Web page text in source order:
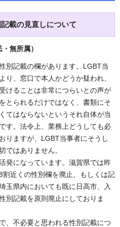
載の見直しについて
無所属）
別記載の欄があります。LGBT当
り、窓口で本人かどうか疑われ、
けることは非常につらいとの声が
とられるだけではなく、書類にそ
てはならないというそれ自体が当
す。法令上、業務上どうしても必
りますが、LGBT当事者にそうし
ではありません。
発になっています。滋賀県では昨
近くの性別欄を廃止、もしくは記
玉県内においても既に日高市、入
別記載を原則廃止にしておりま
、不必要と思われる性別記載につ